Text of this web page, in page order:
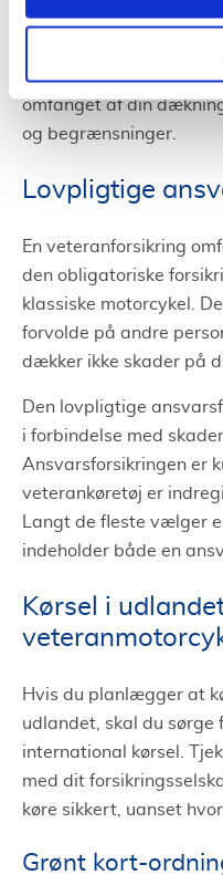
PID er et vigtigt
oplysninger om
at læse dette
omfanget af din
og begrænsninger.
Lovpligtige
En veteranforsikring
den obligatoriske
klassiske motorcykel.
forvolde på andre
dækker ikke skader på
Den lovpligtige
i forbindelse med
Ansvarsforsikringen er
veterankøretøj er
Langt de fleste vælger
indeholder både en
Kørsel i
Hvis du planlægger at
udlandet, skal du
international kørsel.
med dit
køre sikkert, uanset hvor
Grønt kort-